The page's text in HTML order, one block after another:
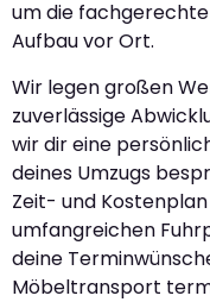
um die
Aufbau vor Ort.
Wir legen großen
zuverlässige
wir dir eine
deines Umzugs
Zeit- und
umfangreichen
deine
Möbeltransport